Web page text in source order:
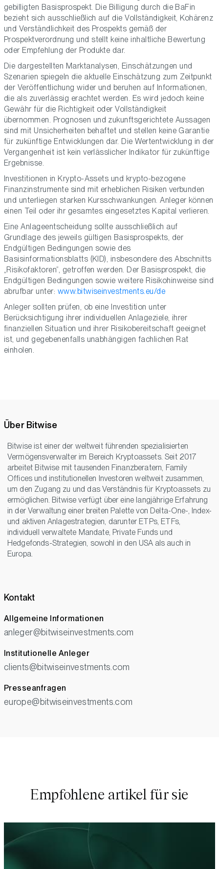
gebilligten Basisprospekt. Die Billigung durch die BaFin
bezieht sich ausschließlich auf die Vollständigkeit, Kohärenz
und Verständlichkeit des Prospekts gemäß der
Prospektverordnung und stellt keine inhaltliche Bewertung
oder Empfehlung der Produkte dar.
Die dargestellten Marktanalysen, Einschätzungen und
Szenarien spiegeln die aktuelle Einschätzung zum Zeitpunkt
der Veröffentlichung wider und beruhen auf Informationen,
die als zuverlässig erachtet werden. Es wird jedoch keine
Gewähr für die Richtigkeit oder Vollständigkeit
übernommen. Prognosen und zukunftsgerichtete Aussagen
sind mit Unsicherheiten behaftet und stellen keine Garantie
für zukünftige Entwicklungen dar. Die Wertentwicklung in der
Vergangenheit ist kein verlässlicher Indikator für zukünftige
Ergebnisse.
Investitionen in Krypto-Assets und krypto-bezogene
Finanzinstrumente sind mit erheblichen Risiken verbunden
und unterliegen starken Kursschwankungen. Anleger können
einen Teil oder ihr gesamtes eingesetztes Kapital verlieren.
Eine Anlageentscheidung sollte ausschließlich auf
Grundlage des jeweils gültigen Basisprospekts, der
Endgültigen Bedingungen sowie des
Basisinformationsblatts (KID), insbesondere des Abschnitts
„Risikofaktoren“, getroffen werden. Der Basisprospekt, die
Endgültigen Bedingungen sowie weitere Risikohinweise sind
abrufbar unter: www.bitwiseinvestments.eu/de
Anleger sollten prüfen, ob eine Investition unter
Berücksichtigung ihrer individuellen Anlageziele, ihrer
finanziellen Situation und ihrer Risikobereitschaft geeignet
ist, und gegebenenfalls unabhängigen fachlichen Rat
einholen.
Über Bitwise
Bitwise ist einer der weltweit führenden spezialisierten
Vermögensverwalter im Bereich Kryptoassets. Seit 2017
arbeitet Bitwise mit tausenden Finanzberatern, Family
Offices und institutionellen Investoren weltweit zusammen,
um den Zugang zu und das Verständnis für Kryptoassets zu
ermöglichen. Bitwise verfügt über eine langjährige Erfahrung
in der Verwaltung einer breiten Palette von Delta-One-, Index-
und aktiven Anlagestrategien, darunter ETPs, ETFs,
individuell verwaltete Mandate, Private Funds und
Hedgefonds-Strategien, sowohl in den USA als auch in
Europa.
Kontakt
Allgemeine Informationen
anleger@bitwiseinvestments.com
Institutionelle Anleger
clients@bitwiseinvestments.com
Presseanfragen
europe@bitwiseinvestments.com
Empfohlene artikel für sie